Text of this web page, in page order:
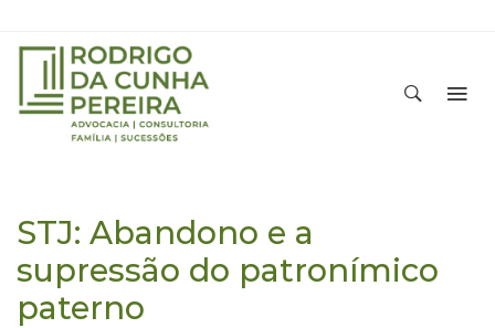
STJ: Abandono e a
supressão do patronímico
paterno